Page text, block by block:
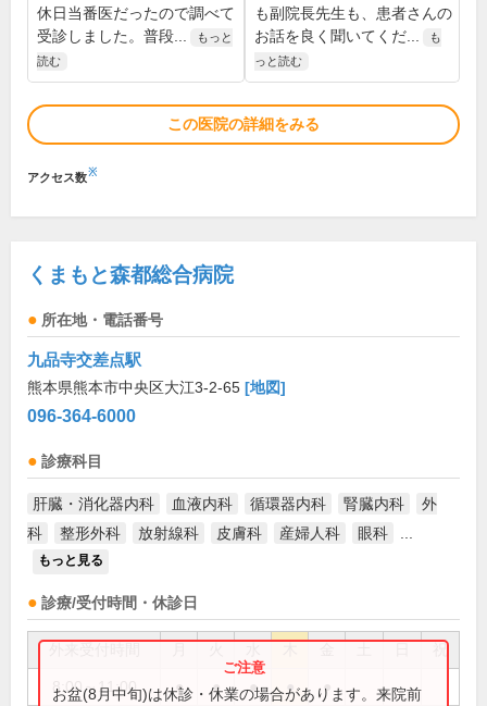
休日当番医だったので調べて
受診しました。普段...
もっと
読む
も副院長先生も、患者さんの
お話を良く聞いてくだ...
も
っと読む
この医院の詳細をみる
アクセス数※
くまもと森都総合病院
所在地・電話番号
九品寺交差点駅
熊本県熊本市中央区大江3-2-65 [地図]
096-364-6000
診療科目
肝臓・消化器内科 血液内科 循環器内科 腎臓内科
外
科
整形外科 放射線科 皮膚科 産婦人科 眼科
もっと見る
診療/受付時間・休診日
祝
8:00～11:00 ● ● ● ● ●
お盆(8月中旬)は休診・休業の場合があります。来院前